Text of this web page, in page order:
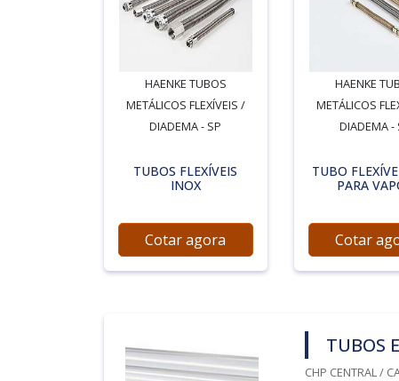
HAENKE TUBOS
METÁLICOS FLEXÍVEIS /
DIADEMA - SP
TUBOS FLEXÍVEIS
INOX
Cotar agora
HAENKE
METÁLICOS
DIADEMA -
TUBO
PARA
Cotar
TUBOS
CHP CENTRAL /